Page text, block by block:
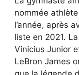
nommée
l’année, après
liste en 2021.
Vinicius Junior
LeBron James